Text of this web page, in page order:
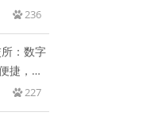
236
：数字
捷，引
227